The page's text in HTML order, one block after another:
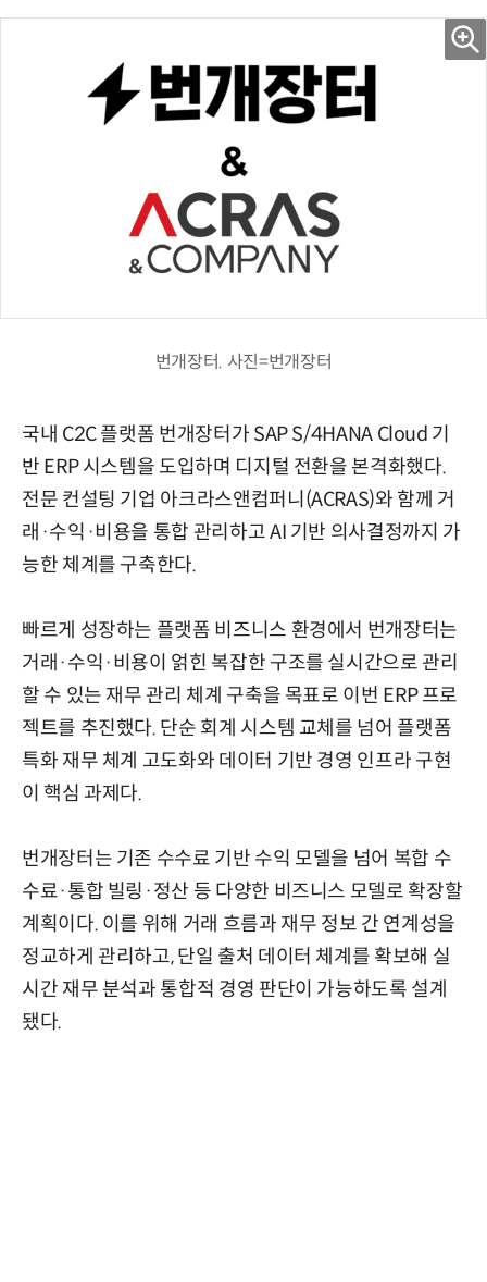
번개장터. 사진=번개장터
국내 C2C 플랫폼 번개장터가 SAP S/4HANA Cloud 기
반 ERP 시스템을 도입하며 디지털 전환을 본격화했다.
전문 컨설팅 기업 아크라스앤컴퍼니(ACRAS)와 함께 거
래·수익·비용을 통합 관리하고 AI 기반 의사결정까지 가
능한 체계를 구축한다.
빠르게 성장하는 플랫폼 비즈니스 환경에서 번개장터는
거래·수익·비용이 얽힌 복잡한 구조를 실시간으로 관리
할 수 있는 재무 관리 체계 구축을 목표로 이번 ERP 프로
젝트를 추진했다. 단순 회계 시스템 교체를 넘어 플랫폼
특화 재무 체계 고도화와 데이터 기반 경영 인프라 구현
이 핵심 과제다.
번개장터는 기존 수수료 기반 수익 모델을 넘어 복합 수
수료·통합 빌링·정산 등 다양한 비즈니스 모델로 확장할
계획이다. 이를 위해 거래 흐름과 재무 정보 간 연계성을
정교하게 관리하고, 단일 출처 데이터 체계를 확보해 실
시간 재무 분석과 통합적 경영 판단이 가능하도록 설계
됐다.